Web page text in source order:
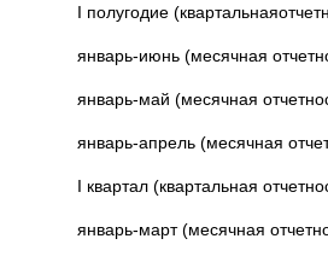
I полугодие
январь-июнь (месячная
январь-май (месячная
январь-апрель (месячная
I квартал (квартальная
январь-март (месячная